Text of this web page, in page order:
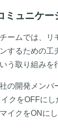
ミュニケー
ームでは、リ
するための工
う取り組みを
の開発メンバ
クをOFFに
イクをONに